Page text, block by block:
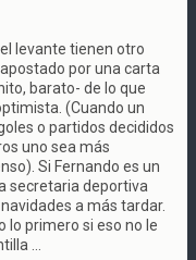
levante tienen otro
por una carta
barato- de lo que
(Cuando un
o partidos decididos
uno sea más
Si Fernando es un
secretaria deportiva
a más tardar.
lo primero si eso no le
...